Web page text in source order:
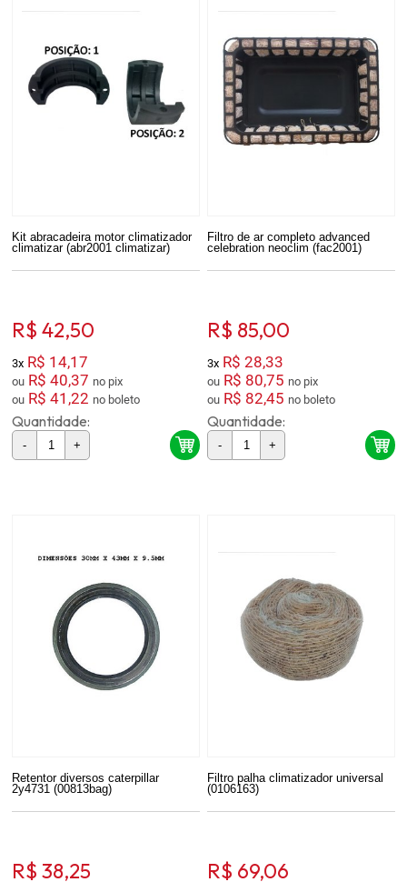
Kit abracadeira motor climatizador
climatizar (abr2001 climatizar)
R$ 42,50
3x R$ 14,17
ou R$ 40,37
no pix
ou R$ 41,22 no boleto
Quantidade:
- +
Filtro de ar completo advanced
celebration neoclim (fac2001)
R$ 85,00
3x R$ 28,33
ou R$ 80,75
no pix
ou R$ 82,45 no boleto
Quantidade:
- +
Retentor diversos caterpillar
2y4731 (00813bag)
R$ 38,25
Filtro palha climatizador universal
(0106163)
R$ 69,06